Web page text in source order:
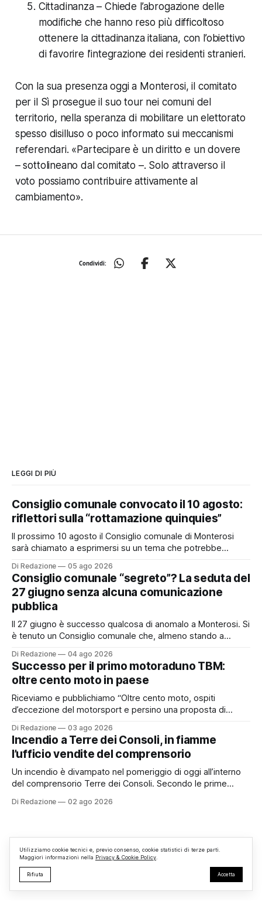
Cittadinanza – Chiede l’abrogazione delle
modifiche che hanno reso più difficoltoso
ottenere la cittadinanza italiana, con l’obiettivo
di favorire l’integrazione dei residenti stranieri.
Con la sua presenza oggi a Monterosi, il comitato
per il Sì prosegue il suo tour nei comuni del
territorio, nella speranza di mobilitare un elettorato
spesso disilluso o poco informato sui meccanismi
referendari. «Partecipare è un diritto e un dovere
– sottolineano dal comitato –. Solo attraverso il
voto possiamo contribuire attivamente al
cambiamento».
Condividi:
LEGGI DI PIÙ
Consiglio comunale convocato il 10 agosto:
riflettori sulla “rottamazione quinquies”
Il prossimo 10 agosto il Consiglio comunale di Monterosi
sarà chiamato a esprimersi su un tema che potrebbe
possibile adesione del Comune alla cosiddetta
“rottamazione quinquies” dei carichi affidati all’Agente della
Riscossione. Prima, però, c’è un tema politico che merita
Di Redazione 05 ago 2026
Consiglio comunale “segreto”? La seduta del
27 giugno senza alcuna comunicazione
pubblica
Il 27 giugno è successo qualcosa di anomalo a Monterosi. Si
è tenuto un Consiglio comunale che, almeno stando a
pubblicamente comunicato ai cittadini attraverso l’Albo
Pretorio. Un’anomalia che merita spiegazioni. Il Consiglio
comunale è, per sua natura, un’assemblea
Di Redazione 04 ago 2026
Successo per il primo motoraduno TBM:
oltre cento moto in paese
Riceviamo e pubblichiamo “Oltre cento moto, ospiti
d’eccezione del motorsport e persino una proposta di
organizzato da TBM a Monterosi, un evento che ha
superato le aspettative degli organizzatori richiamando
appassionati delle due ruote da tutto il Lazio e dalle regioni
limitrofe. Per
Di Redazione 03 ago 2026
Incendio a Terre dei Consoli, in fiamme
l’ufficio vendite del comprensorio
Un incendio è divampato nel pomeriggio di oggi all’interno
del comprensorio Terre dei Consoli. Secondo le prime
struttura adibita a ufficio vendite. Sul posto sono intervenuti
Di Redazione 02 ago 2026
Utilizziamo cookie tecnici e, previo consenso, cookie statistici di terze parti.
Maggiori informazioni nella Privacy & Cookie Policy
Rifiuta Accetta